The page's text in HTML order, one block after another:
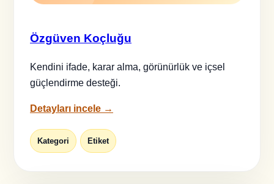
Özgüven Koçluğu
Kendini ifade, karar alma, görünürlük ve içsel
güçlendirme desteği.
Detayları incele →
Kategori Etiket